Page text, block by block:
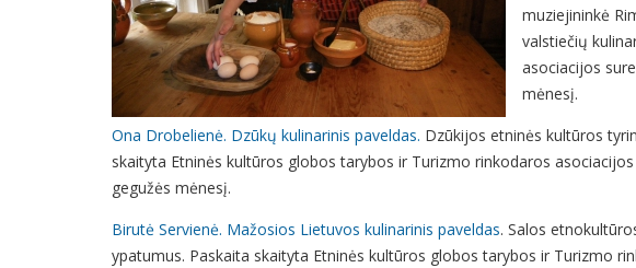
muziejininkė
valstiečių
asociacijos
mėnesį.
Ona Drobelienė. Dzūkų kulinarinis paveldas. Dzūkijos etninės kultūros
skaityta Etninės kultūros globos tarybos ir Turizmo rinkodaros
gegužės mėnesį.
Birutė Servienė. Mažosios Lietuvos kulinarinis paveldas. Salos
ypatumus. Paskaita skaityta Etninės kultūros globos tarybos ir Turizmo